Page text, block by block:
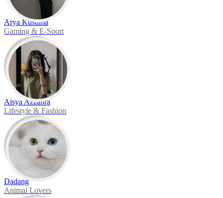
Arya Kusuma
Gaming & E-Sport
Aisya Azzahra
Lifestyle & Fashion
Dadang
Animal Lovers